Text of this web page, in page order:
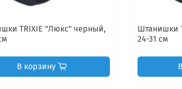
TRIXIE "Люкс" черный,
В корзину
Штанишки
24-31 см